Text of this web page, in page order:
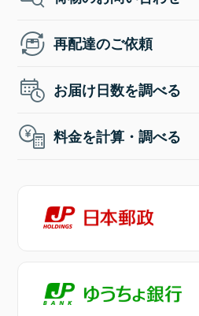
再配達のご依頼
お届け日数を調べる
料金を計算・調べる